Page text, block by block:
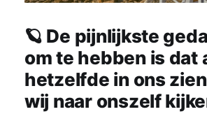
🪐 De pijnlijkste
om te hebben is dat
hetzelfde in ons
wij naar onszelf